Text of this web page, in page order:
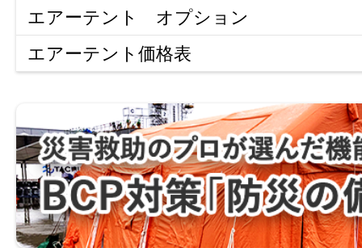
エアーテント オプション
エアーテント価格表